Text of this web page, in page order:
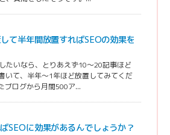
て半年間放置すればSEOの効果を
たいなら、とりあえず10〜20記事ほど
いて、半年〜1年ほど放置してみてくだ
ブログから月間500ア...
SEOに効果があるんでしょうか？